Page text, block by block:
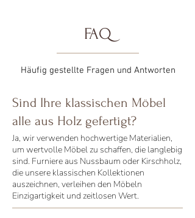
FAQ
Häufig gestellte Fragen und Antworten
Sind Ihre klassischen Möbel
alle aus Holz gefertigt?
Ja, wir verwenden hochwertige Materialien,
um wertvolle Möbel zu schaffen, die langlebig
sind. Furniere aus Nussbaum oder Kirschholz,
die unsere klassischen Kollektionen
auszeichnen, verleihen den Möbeln
Einzigartigkeit und zeitlosen Wert.